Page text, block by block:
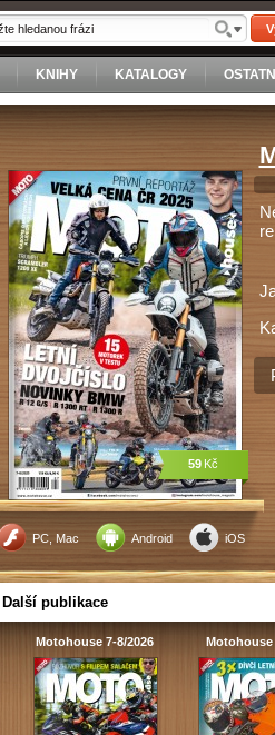
KNIHY KATALOGY
PC, Mac Android iOS
59 Kč
Další publikace
Motohouse 7-8/2026 Motohouse